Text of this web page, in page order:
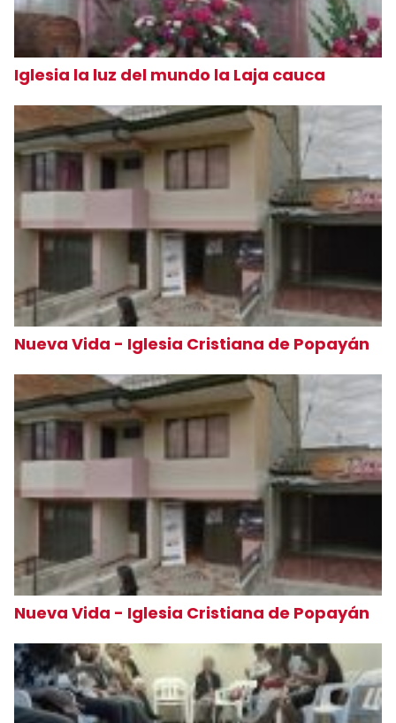
Iglesia la luz del mundo la Laja cauca
Nueva Vida - Iglesia Cristiana de Popayán
Nueva Vida - Iglesia Cristiana de Popayán